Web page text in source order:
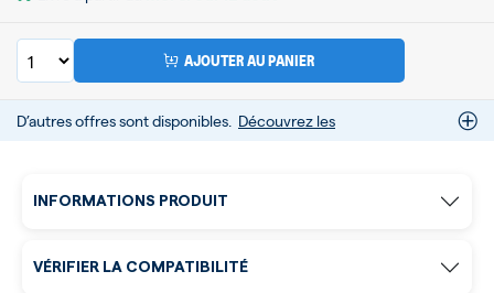
AJOUTER AU PANIER
D’autres offres sont disponibles. Découvrez les
INFORMATIONS PRODUIT
VÉRIFIER LA COMPATIBILITÉ